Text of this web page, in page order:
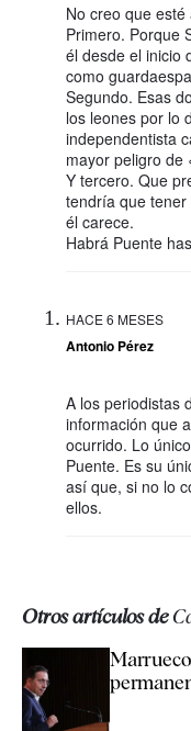
No creo que
Primero. Porque
él desde el inicio
como
Segundo. Esas
los leones por lo
independentista
mayor peligro de
Y tercero. Que
tendría que
él carece.
Habrá Puente
HACE 6 MESES
Antonio Pérez
A los periodistas
información que
ocurrido. Lo
Puente. Es su
así que, si no lo
ellos.
Otros artículos de